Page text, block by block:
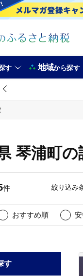
す 地域から探す
琴浦町
件 絞り込み
おすすめ順
す